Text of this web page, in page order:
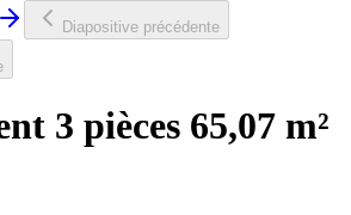
Diapositive précédente
3 pièces 65,07 m²